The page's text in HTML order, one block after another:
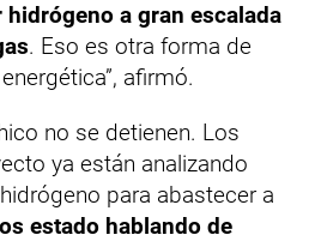
hidrógeno a gran escalada
. Eso es otra forma de
afirmó.
no se detienen. Los
ya están analizando
para abastecer a
estado hablando de